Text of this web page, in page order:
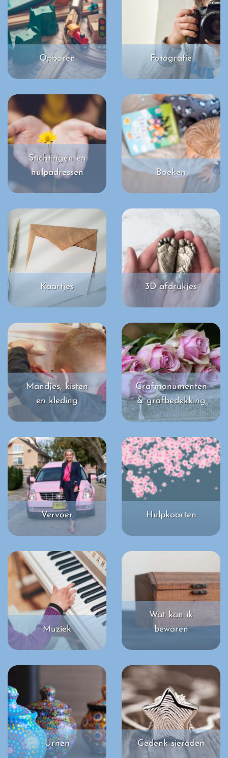
Opbaren Fotografie
Stichtingen en
hulpadressen
Boeken
Kaartjes 3D afdrukjes
Mandjes, kisten
en kleding
Grafmonumenten
& grafbedekking
Vervoer Hulpkaarten
Muziek
Wat kan ik
bewaren
Urnen Gedenk sieraden